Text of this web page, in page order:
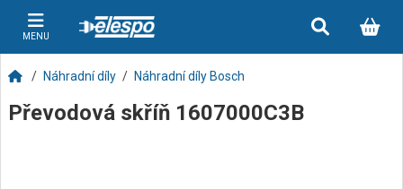
MENU
Náhradní díly Náhradní díly Bosch
Převodová skříň 1607000C3B